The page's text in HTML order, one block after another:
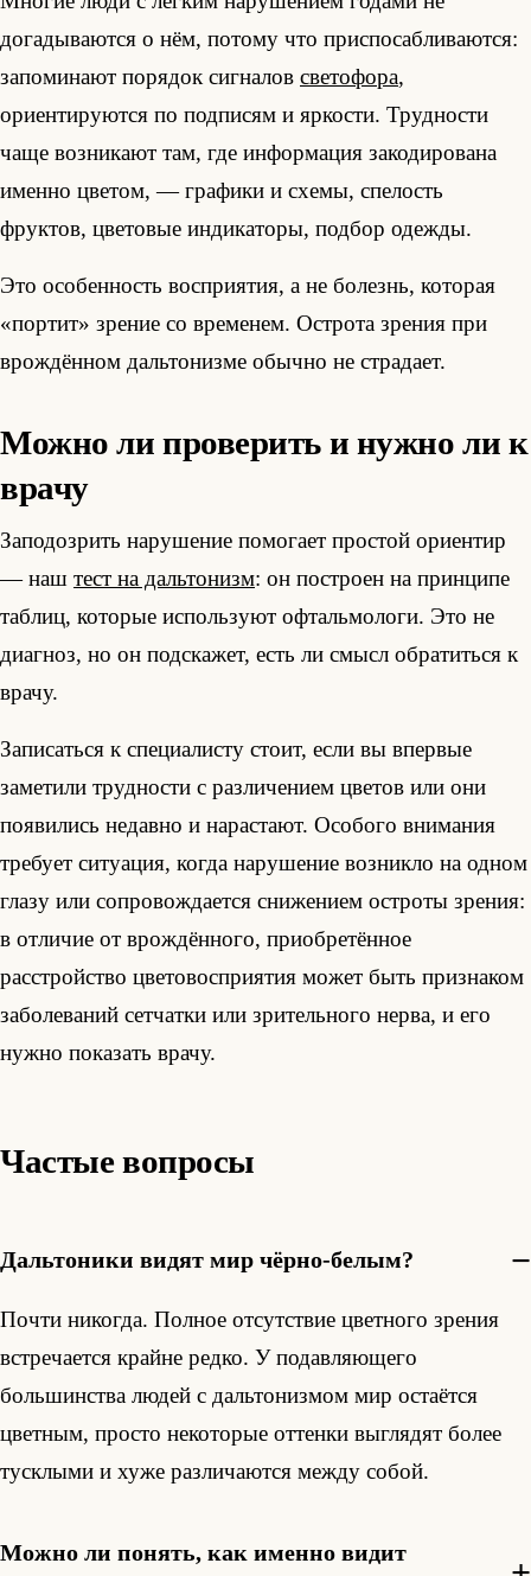
догадываются о нём, потому что приспосабливаются:
запоминают порядок сигналов светофора,
ориентируются по подписям и яркости. Трудности
чаще возникают там, где информация закодирована
именно цветом, — графики и схемы, спелость
фруктов, цветовые индикаторы, подбор одежды.
Это особенность восприятия, а не болезнь, которая
«портит» зрение со временем. Острота зрения при
врождённом дальтонизме обычно не страдает.
Можно ли проверить и нужно ли к
врачу
Заподозрить нарушение помогает простой ориентир
— наш тест на дальтонизм: он построен на принципе
таблиц, которые используют офтальмологи. Это не
диагноз, но он подскажет, есть ли смысл обратиться к
врачу.
Записаться к специалисту стоит, если вы впервые
заметили трудности с различением цветов или они
появились недавно и нарастают. Особого внимания
требует ситуация, когда нарушение возникло на одном
глазу или сопровождается снижением остроты зрения:
в отличие от врождённого, приобретённое
расстройство цветовосприятия может быть признаком
заболеваний сетчатки или зрительного нерва, и его
нужно показать врачу.
Частые вопросы
Дальтоники видят мир чёрно-белым?
Почти никогда. Полное отсутствие цветного зрения
встречается крайне редко. У подавляющего
большинства людей с дальтонизмом мир остаётся
цветным, просто некоторые оттенки выглядят более
тусклыми и хуже различаются между собой.
Можно ли понять, как именно видит